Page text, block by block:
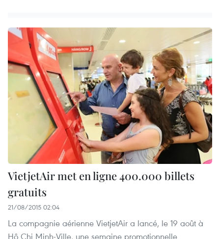
VietjetAir met en ligne 400.000 billets
gratuits
21/08/2015 02:04
La compagnie aérienne VietjetAir a lancé, le 19 août à
Hô Chi Minh-Ville, une semaine promotionnelle